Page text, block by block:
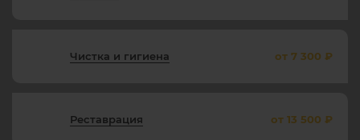
Чистка и гигиена от 7 300 ₽
Реставрация от 13 500 ₽